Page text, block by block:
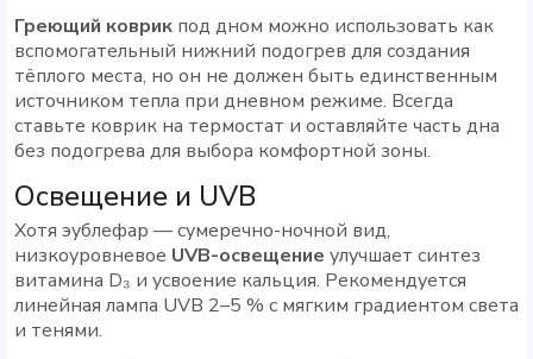
Греющий коврик под дном можно использовать как
вспомогательный нижний подогрев для создания
тёплого места, но он не должен быть единственным
источником тепла при дневном режиме. Всегда
ставьте коврик на термостат и оставляйте часть дна
без подогрева для выбора комфортной зоны.
Освещение и UVB
Хотя эублефар — сумеречно-ночной вид,
низкоуровневое UVB-освещение улучшает синтез
витамина D₃ и усвоение кальция. Рекомендуется
линейная лампа UVB 2–5 % с мягким градиентом света
и тенями.